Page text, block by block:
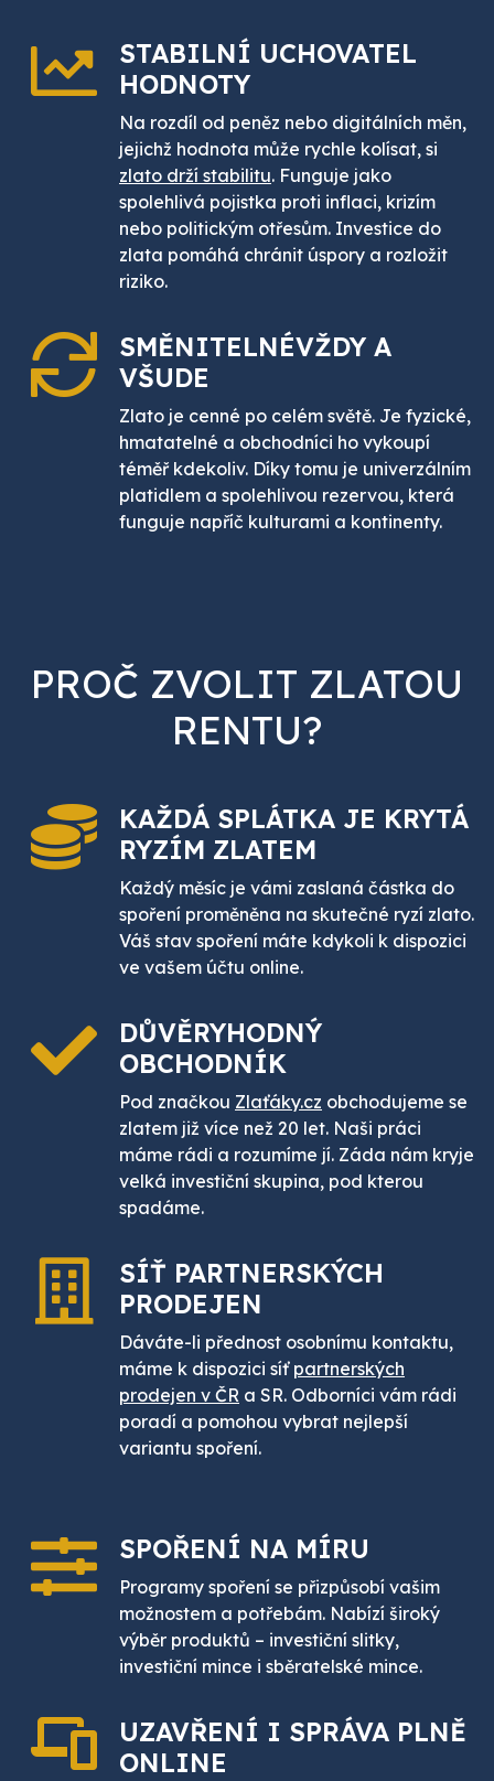
STABILNÍ UCHOVATEL
HODNOTY
Na rozdíl od peněz nebo digitálních měn,
jejichž hodnota může rychle kolísat, si
zlato drží stabilitu. Funguje jako
spolehlivá pojistka proti inflaci, krizím
nebo politickým otřesům. Investice do
zlata pomáhá chránit úspory a rozložit
riziko.
SMĚNITELNÉVŽDY A
VŠUDE
Zlato je cenné po celém světě. Je fyzické,
hmatatelné a obchodníci ho vykoupí
téměř kdekoliv. Díky tomu je univerzálním
platidlem a spolehlivou rezervou, která
funguje napříč kulturami a kontinenty.
PROČ ZVOLIT ZLATOU
RENTU?
KAŽDÁ SPLÁTKA JE KRYTÁ
RYZÍM ZLATEM
Každý měsíc je vámi zaslaná částka do
spoření proměněna na skutečné ryzí zlato.
Váš stav spoření máte kdykoli k dispozici
ve vašem účtu online.
DŮVĚRYHODNÝ
OBCHODNÍK
Pod značkou Zlaťáky.cz obchodujeme se
zlatem již více než 20 let. Naši práci
máme rádi a rozumíme jí. Záda nám kryje
velká investiční skupina, pod kterou
spadáme.
SÍŤ PARTNERSKÝCH
PRODEJEN
Dáváte-li přednost osobnímu kontaktu,
máme k dispozici síť partnerských
prodejen v ČR a SR. Odborníci vám rádi
poradí a pomohou vybrat nejlepší
variantu spoření.
SPOŘENÍ NA MÍRU
Programy spoření se přizpůsobí vašim
možnostem a potřebám. Nabízí široký
výběr produktů – investiční slitky,
investiční mince i sběratelské mince.
UZAVŘENÍ I SPRÁVA PLNĚ
ONLINE